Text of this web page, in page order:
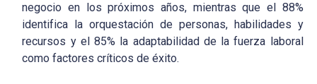
negocio en los próximos años, mientras que el 88%
identifica la orquestación de personas, habilidades y
recursos y el 85% la adaptabilidad de la fuerza laboral
como factores críticos de éxito.